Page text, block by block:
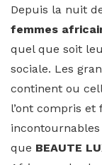
Depuis la nuit
femmes
quel que soit
sociale. Les
continent ou
l’ont compris
que BEAUTE